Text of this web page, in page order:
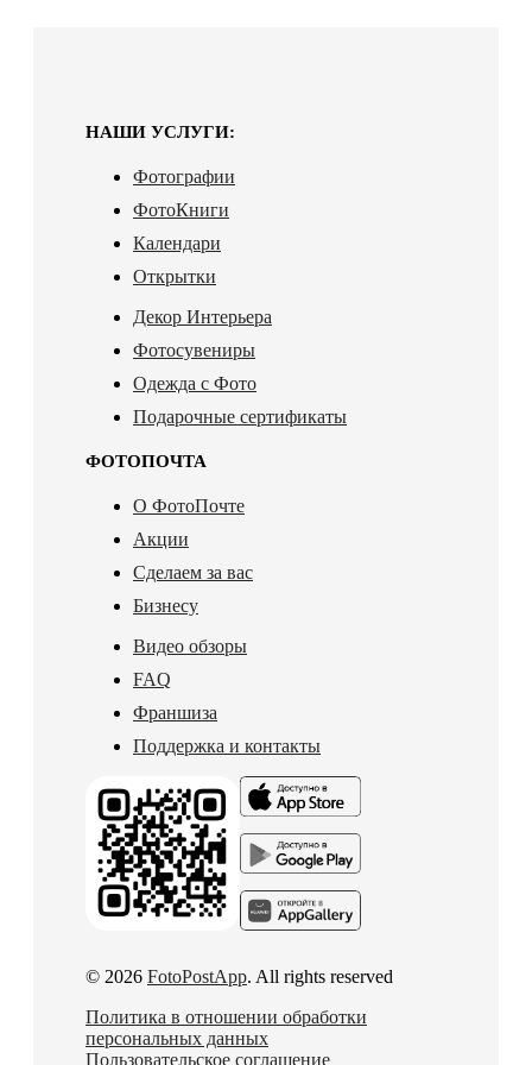
НАШИ УСЛУГИ:
Фотографии
ФотоКниги
Календари
Открытки
Декор Интерьера
Фотосувениры
Одежда с Фото
Подарочные сертификаты
ФОТОПОЧТА
О ФотоПочте
Акции
Сделаем за вас
Бизнесу
Видео обзоры
FAQ
Франшиза
Поддержка и контакты
© 2026 FotoPostApp. All rights reserved
Политика в отношении обработки
персональных данных
Пользовательское соглашение